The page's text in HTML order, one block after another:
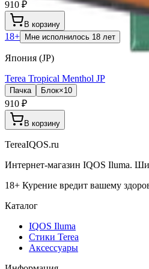
910 ₽
В корзину
18+ Мне исполнилось 18 лет
Япония (JP)
Terea Tropical Menthol JP
Пачка Блок×10
910 ₽
В корзину
TereaIQOS.ru
Интернет-магазин IQOS Iluma.
18+ Курение вредит вашему
Каталог
IQOS Iluma
Стики Terea
Аксессуары